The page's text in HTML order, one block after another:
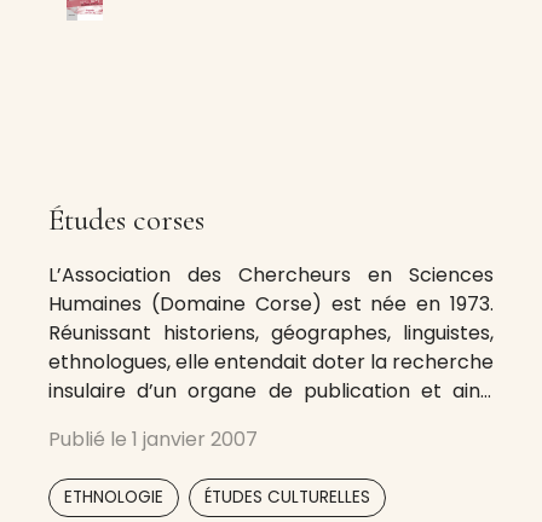
Études corses
L’Association des Chercheurs en Sciences
Humaines (Domaine Corse) est née en 1973.
Réunissant historiens, géographes, linguistes,
ethnologues, elle entendait doter la recherche
insulaire d’un organe de publication et ainsi
suite de Corse Historique disparue en 1968. Elle
est forte aujourd’hui d’une cinquantaine de
membres appartenant à plusieurs
Publié le 1 janvier 2007
ETHNOLOGIE ÉTUDES CULTURELLES